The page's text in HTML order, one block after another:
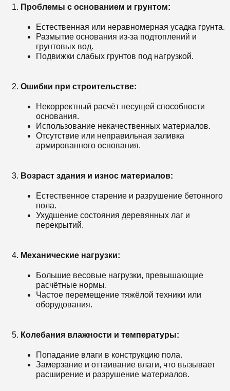
Проблемы с основанием и грунтом:
Естественная или неравномерная усадка грунта.
Размытие основания из-за подтоплений и
грунтовых вод.
Подвижки слабых грунтов под нагрузкой.
Ошибки при строительстве:
Некорректный расчёт несущей способности
основания.
Использование некачественных материалов.
Отсутствие или неправильная заливка
армированного основания.
Возраст здания и износ материалов:
Естественное старение и разрушение бетонного
пола.
Ухудшение состояния деревянных лаг и
перекрытий.
Механические нагрузки:
Большие весовые нагрузки, превышающие
расчётные нормы.
Частое перемещение тяжёлой техники или
оборудования.
Колебания влажности и температуры:
Попадание влаги в конструкцию пола.
Замерзание и оттаивание влаги, что вызывает
расширение и разрушение материалов.